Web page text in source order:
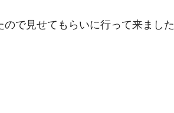
で見せてもらいに行って来ました